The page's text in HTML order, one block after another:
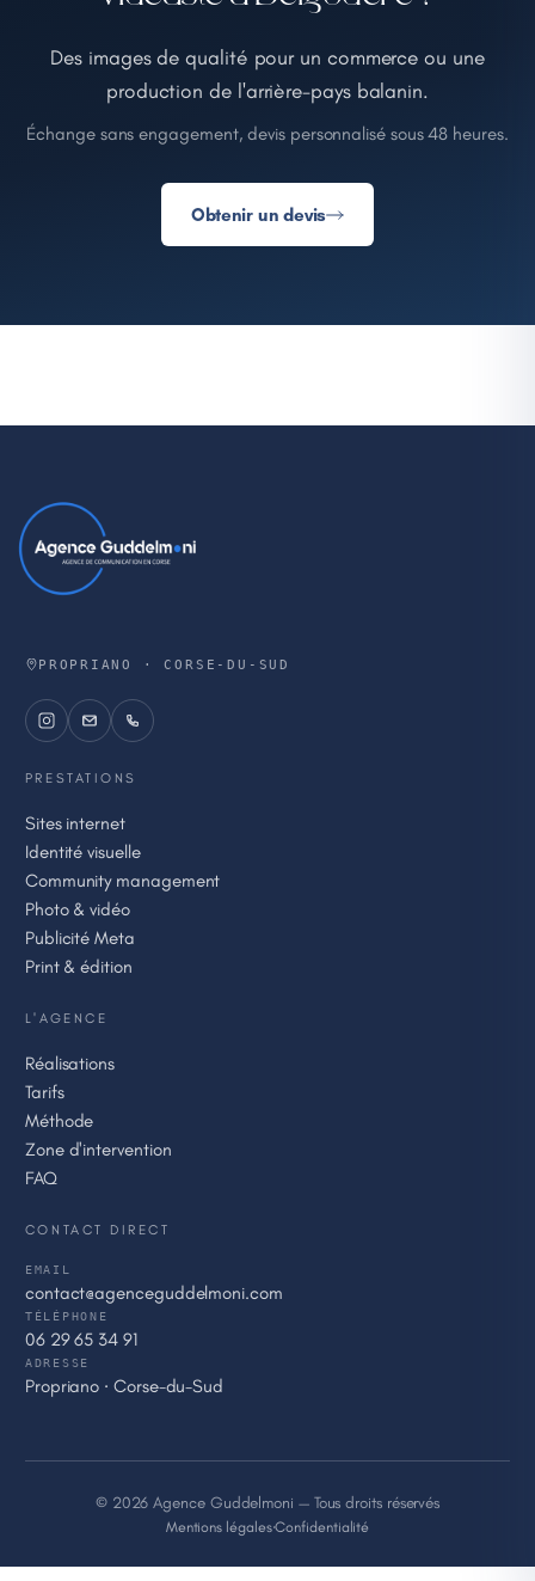
Des images de qualité pour un commerce ou une
production de l'arrière-pays balanin.
Échange sans engagement, devis personnalisé sous 48 heures.
Obtenir un devis
PROPRIANO · CORSE-DU-SUD
PRESTATIONS
Sites internet
Identité visuelle
Community management
Photo & vidéo
Publicité Meta
Print & édition
L'AGENCE
Réalisations
Tarifs
Méthode
Zone d'intervention
FAQ
CONTACT DIRECT
EMAIL
contact@agenceguddelmoni.com
TÉLÉPHONE
06 29 65 34 91
ADRESSE
Propriano · Corse-du-Sud
© 2026 Agence Guddelmoni — Tous droits réservés
Mentions légales·Confidentialité